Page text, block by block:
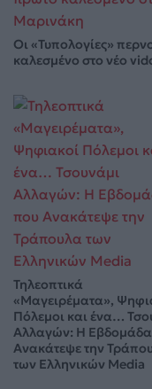
Οι «Τυπολογίες»
καλεσμένο στο νέο
Τηλεοπτικά
«Μαγειρέματα»,
Πόλεμοι και ένα…
Αλλαγών: Η
Ανακάτεψε την
των Ελληνικών Media